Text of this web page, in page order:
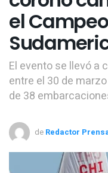
el
El evento se llevó a
entre el 30 de
de 38
de Redactor